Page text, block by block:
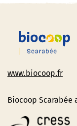
www.biocoop.fr
Biocoop Scarabée